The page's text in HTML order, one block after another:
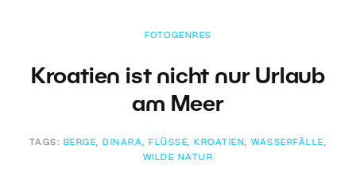
FOTOGENRES
Kroatien ist nicht nur Urlaub
am Meer
TAGS: BERGE, DINARA, FLÜSSE, KROATIEN,WASSERFÄLLE ,
WILDE NATUR